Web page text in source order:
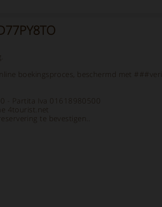
boekingsproces, beschermd met
- Partita Iva 01618980500
4tourist.net
te bevestigen..